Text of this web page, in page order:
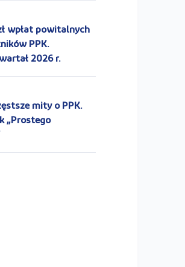
wpłat powitalnych
PPK.
2026 r.
mity o PPK.
„Prostego